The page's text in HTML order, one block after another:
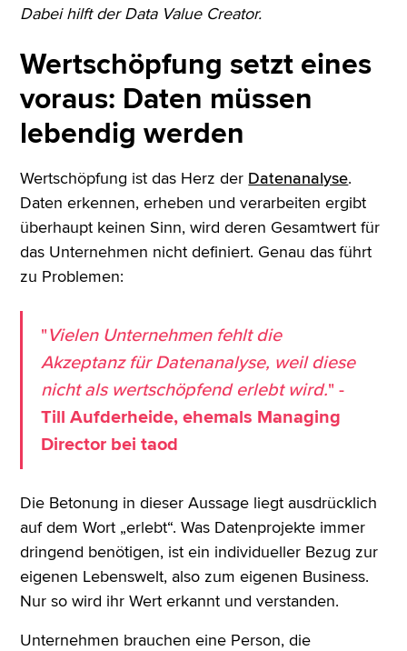
Dabei hilft der Data Value Creator.
Wertschöpfung setzt eines
voraus: Daten müssen
lebendig werden
Wertschöpfung ist das Herz der Datenanalyse.
Daten erkennen, erheben und verarbeiten ergibt
überhaupt keinen Sinn, wird deren Gesamtwert für
das Unternehmen nicht definiert. Genau das führt
zu Problemen:
"Vielen Unternehmen fehlt die
Akzeptanz für Datenanalyse, weil diese
nicht als wertschöpfend erlebt wird." -
Till Aufderheide, ehemals Managing
Director bei taod
Die Betonung in dieser Aussage liegt ausdrücklich
auf dem Wort „erlebt“. Was Datenprojekte immer
dringend benötigen, ist ein individueller Bezug zur
eigenen Lebenswelt, also zum eigenen Business.
Nur so wird ihr Wert erkannt und verstanden.
Unternehmen brauchen eine Person, die